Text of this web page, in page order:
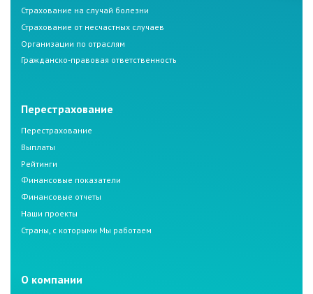
Страхование на случай болезни
Страхование от несчастных случаев
Организации по отраслям
Гражданско-правовая ответственность
Перестрахование
Перестрахование
Выплаты
Рейтинги
Финансовые показатели
Финансовые отчеты
Наши проекты
Страны, с которыми Мы работаем
О компании